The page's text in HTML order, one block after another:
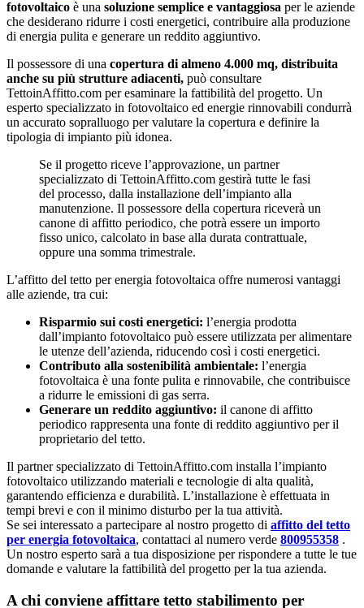
fotovoltaico è una soluzione semplice e vantaggiosa per le aziende
che desiderano ridurre i costi energetici, contribuire alla produzione
di energia pulita e generare un reddito aggiuntivo.
Il possessore di una copertura di almeno 4.000 mq, distribuita
anche su più strutture adiacenti, può consultare
TettoinAffitto.com per esaminare la fattibilità del progetto. Un
esperto specializzato in fotovoltaico ed energie rinnovabili condurrà
un accurato sopralluogo per valutare la copertura e definire la
tipologia di impianto più idonea.
Se il progetto riceve l’approvazione, un partner
specializzato di TettoinAffitto.com gestirà tutte le fasi
del processo, dalla installazione dell’impianto alla
manutenzione. Il possessore della copertura riceverà un
canone di affitto periodico, che potrà essere un importo
fisso unico, calcolato in base alla durata contrattuale,
oppure una somma trimestrale.
L’affitto del tetto per energia fotovoltaica offre numerosi vantaggi
alle aziende, tra cui:
Risparmio sui costi energetici: l’energia prodotta
dall’impianto fotovoltaico può essere utilizzata per alimentare
le utenze dell’azienda, riducendo così i costi energetici.
Contributo alla sostenibilità ambientale: l’energia
fotovoltaica è una fonte pulita e rinnovabile, che contribuisce
a ridurre le emissioni di gas serra.
Generare un reddito aggiuntivo: il canone di affitto
periodico rappresenta una fonte di reddito aggiuntivo per il
proprietario del tetto.
Il partner specializzato di TettoinAffitto.com installa l’impianto
fotovoltaico utilizzando materiali e tecnologie di alta qualità,
garantendo efficienza e durabilità. L’installazione è effettuata in
tempi brevi e con il minimo disturbo per la tua attività.
Se sei interessato a partecipare al nostro progetto di affitto del tetto
per energia fotovoltaica, contattaci al numero verde 800955358 .
Un nostro esperto sarà a tua disposizione per rispondere a tutte le tue
domande e valutare la fattibilità del progetto per la tua azienda.
A chi conviene affittare tetto stabilimento per